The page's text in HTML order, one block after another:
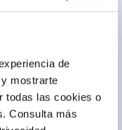
de
mostrarte
todas las cookies o
Consulta más
1800